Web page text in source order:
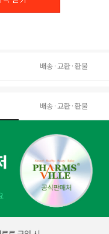
배송·교환·환불
배송·교환·환불